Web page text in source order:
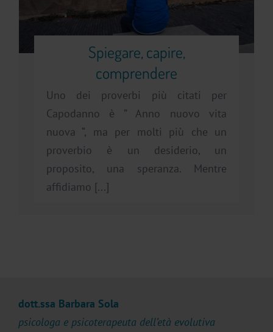
Spiegare, capire,
comprendere
Uno dei proverbi più citati per
Capodanno è ” Anno nuovo vita
nuova “, ma per molti più che un
proverbio è un desiderio, un
proposito, una speranza. Mentre
affidiamo [...]
dott.ssa Barbara Sola
psicologa e psicoterapeuta dell’età evolutiva